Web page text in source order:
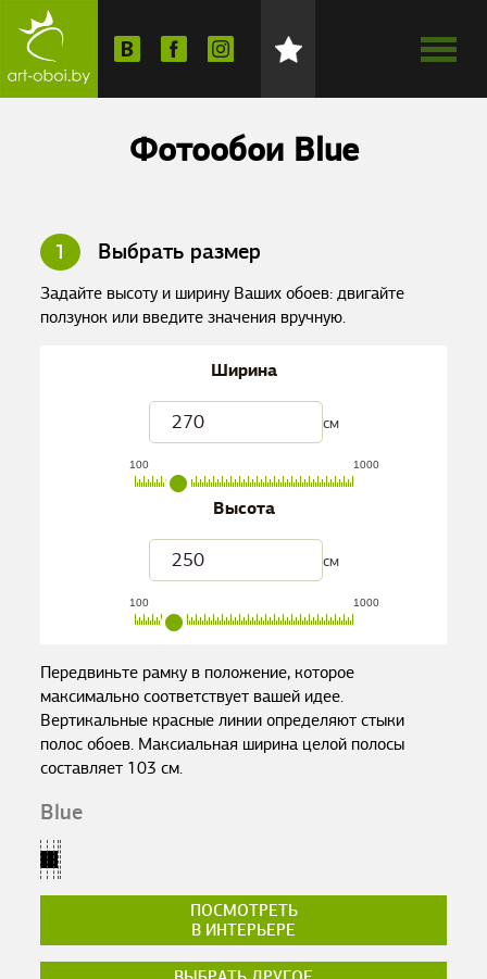
Фотообои Blue
1 Выбрать размер
Задайте высоту и ширину Ваших обоев: двигайте
ползунок или введите значения вручную.
Ширина
см
100 1000
Высота
см
100 1000
Передвиньте рамку в положение, которое
максимально соответствует вашей идее.
Вертикальные красные линии определяют стыки
полос обоев. Максиальная ширина целой полосы
составляет 103 см.
Blue
ПОСМОТРЕТЬ
В ИНТЕРЬЕРЕ